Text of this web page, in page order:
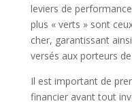
leviers de
plus « verts » sont
cher, garantissant
versés aux porteurs
Il est important de
financier avant tout